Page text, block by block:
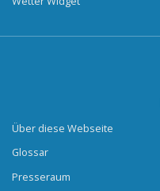
Über diese Webseite
Glossar
Presseraum